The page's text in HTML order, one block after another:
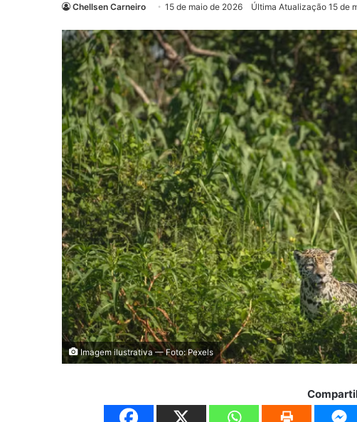
Chellsen Carneiro 15 de maio de 2026 Última Atualização 15 de
Imagem ilustrativa — Foto: Pexels